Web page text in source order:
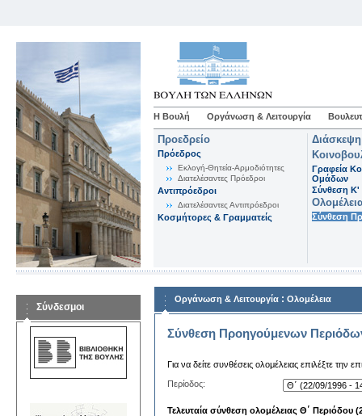
Η Βουλή Οργάνωση & Λειτουργία
Προεδρείο
Πρόεδρος
Εκλογή-Θητεία-Αρμοδιότητες
Διατελέσαντες Πρόεδροι
Αντιπρόεδροι
Διατελέσαντες Αντιπρόεδροι
Κοσμήτορες & Γραμματείς
Γραφεία
Ομάδων
Σύνθεση K'
Σύνθεση
Σύνδεσμοι
Οργάνωση & Λειτουργία : Ολομέλεια
Σύνθεση Προηγούμενων
Για να δείτε συνθέσεις ολομέλειας επιλέξτε την
Περίοδος:
Τελευταία σύνθεση ολομέλειας Θ΄ Περιόδου